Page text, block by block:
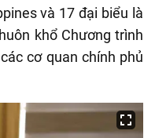
và 17 đại biểu là
khổ Chương trình
cơ quan chính phủ